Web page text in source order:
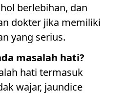
berlebihan, dan
dokter jika memiliki
yang serius.
masalah hati?
hati termasuk
wajar, jaundice